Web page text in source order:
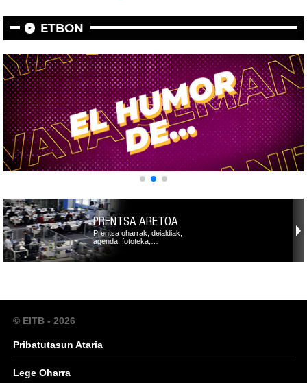
ETBON
PRENTSA ARETOA
Prentsa oharrak, deialdiak,
agenda, fototeka,…
© EITB - 2026
Pribatutasun Ataria
Lege Oharra